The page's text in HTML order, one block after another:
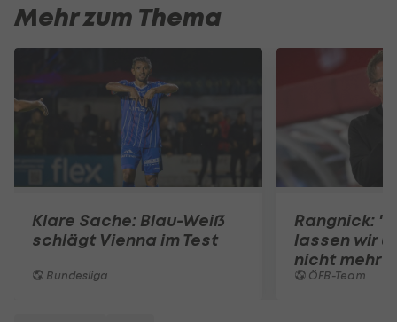
Mehr zum Thema
Klare Sache: Blau-Weiß
schlägt Vienna im Test
Bundesliga
Rangnick:
lassen wir
nicht mehr
ÖFB-Team